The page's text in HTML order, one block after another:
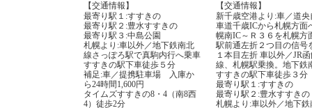
【交通情報】
最寄り駅１:すすきの
最寄り駅２:豊水すすきの
最寄り駅３:中島公園
札幌より:車以外／地下鉄南北
線さっぽろ駅で真駒内行へ乗車
すすきの駅下車徒歩５分
補足:車／提携駐車場 入庫か
ら24時間1,600円
タイムズすすきの8・4（南8西
4）徒歩2分
【交通情報】
新千歳空港より:車／道央
車道千歳ICから札幌方面
幌南IC～Ｒ３６を札幌方
駅前通左折２つ目の信号
１本目左折 車以外／JR
線、札幌駅乗換。地下鉄
すすきの駅下車徒歩３分
最寄り駅１:すすきの
最寄り駅２:豊水すすきの
札幌より:車以外／地下鉄